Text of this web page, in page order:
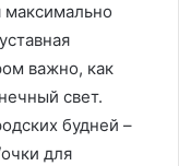
максимально
важно, как
свет.
будней –
для